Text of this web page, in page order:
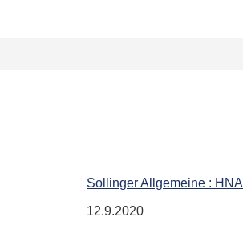
Sollinger Allgemeine : HNA
12.9.2020